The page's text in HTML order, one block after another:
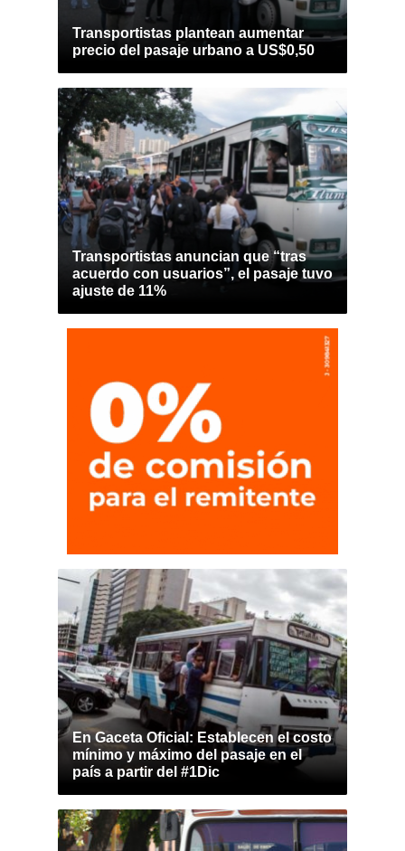
Transportistas plantean aumentar
precio del pasaje urbano a US$0,50
Transportistas anuncian que “tras
acuerdo con usuarios”, el pasaje tuvo
ajuste de 11%
En Gaceta Oficial: Establecen el costo
mínimo y máximo del pasaje en el
país a partir del #1Dic